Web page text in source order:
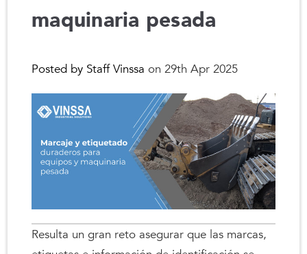
maquinaria pesada
Posted by Staff Vinssa on 29th Apr 2025
Resulta un gran reto asegurar que las marcas,